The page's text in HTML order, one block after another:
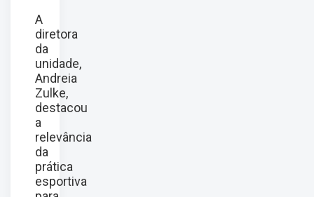
A
diretora
da
unidade,
Andreia
Zulke,
destacou
a
relevância
da
prática
esportiva